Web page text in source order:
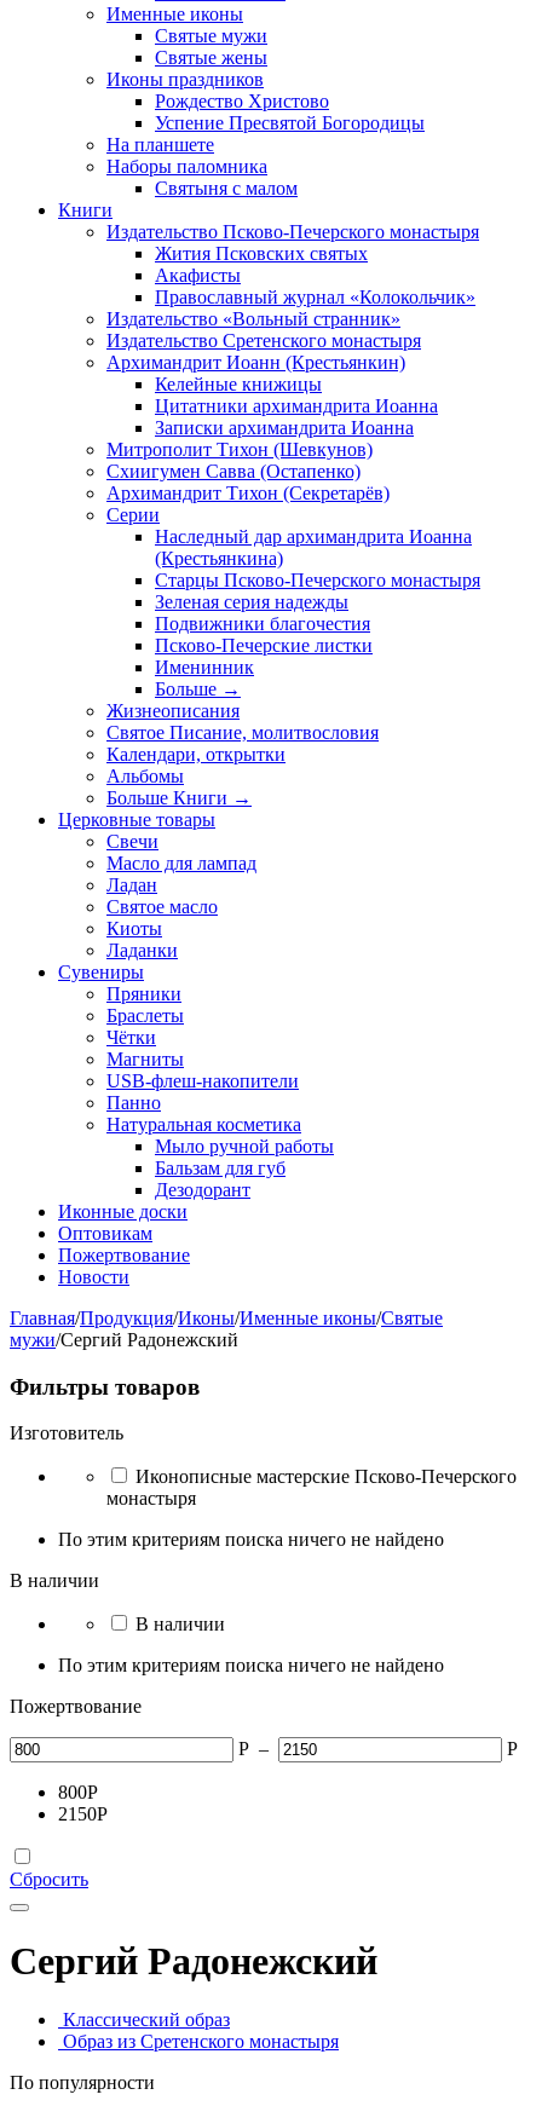
Именные иконы
Святые мужи
Святые жены
Иконы праздников
Рождество Христово
Успение Пресвятой Богородицы
На планшете
Наборы паломника
Святыня с малом
Книги
Издательство Псково-Печерского монастыря
Жития Псковских святых
Акафисты
Православный журнал «Колокольчик»
Издательство «Вольный странник»
Издательство Сретенского монастыря
Архимандрит Иоанн (Крестьянкин)
Келейные книжицы
Цитатники архимандрита Иоанна
Записки архимандрита Иоанна
Митрополит Тихон (Шевкунов)
Схиигумен Савва (Остапенко)
Архимандрит Тихон (Секретарёв)
Серии
Наследный дар архимандрита Иоанна
(Крестьянкина)
Старцы Псково-Печерского монастыря
Зеленая серия надежды
Подвижники благочестия
Псково-Печерские листки
Именинник
Больше →
Жизнеописания
Святое Писание, молитвословия
Календари, открытки
Альбомы
Больше Книги →
Церковные товары
Свечи
Масло для лампад
Ладан
Святое масло
Киоты
Ладанки
Сувениры
Пряники
Браслеты
Чётки
Магниты
USB-флеш-накопители
Панно
Натуральная косметика
Мыло ручной работы
Бальзам для губ
Дезодорант
Иконные доски
Оптовикам
Пожертвование
Новости
Главная/Продукция/Иконы/Именные иконы/Святые
мужи/Сергий Радонежский
Фильтры товаров
Изготовитель
Иконописные мастерские Псково-Печерского
монастыря
По этим критериям поиска ничего не найдено
В наличии
В наличии
По этим критериям поиска ничего не найдено
Пожертвование
Р – Р
800Р
2150Р
Сбросить
Сергий Радонежский
Классический образ
Образ из Сретенского монастыря
По популярности